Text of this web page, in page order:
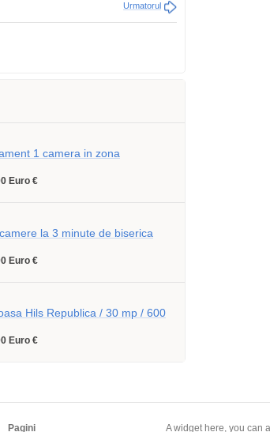
Urmatorul
1 camera in zona
Euro €
la 3 minute de biserica
Euro €
Hils Republica / 30 mp / 600
Euro €
Pagini A widget here, you can